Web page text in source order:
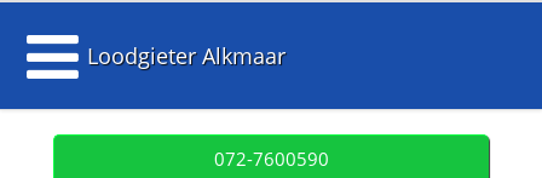
Loodgieter Alkmaar
072-7600590